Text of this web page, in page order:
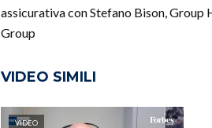
assicurativa con Stefano Bison,
Group
VIDEO SIMILI
VIDEO